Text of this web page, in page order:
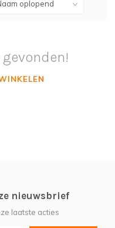
nieuwsbrief
laatste acties